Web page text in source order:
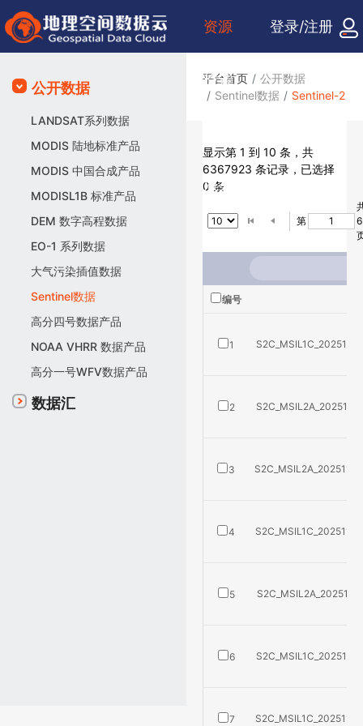
资源
检索
服务
登录/注册
公开数据
LANDSAT系列数据
MODIS 陆地标准产品
MODIS 中国合成产品
MODISL1B 标准产品
DEM 数字高程数据
EO-1 系列数据
大气污染插值数据
Sentinel数据
高分四号数据产品
NOAA VHRR 数据产品
高分一号WFV数据产品
数据汇
平台首页
公开数据
Sentinel数据
Sentinel-2
显示第 1 到 10 条，共
6367923 条记录，已选择
0 条
第
编号
1
2
3
4
5
6
7